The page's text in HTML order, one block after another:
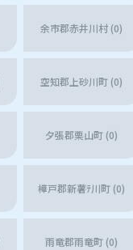
余市郡赤井川村 (0)
空知郡上砂川町 (0)
夕張郡栗山町 (0)
樺戸郡新薯ﾃ川町 (0)
雨竜郡雨竜町 (0)